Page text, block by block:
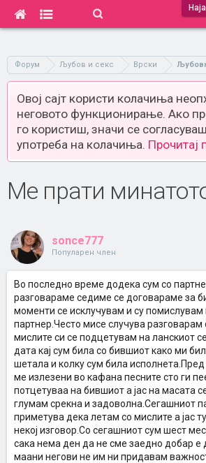
Форум Љубов и секс Врски
Овој сајт користи колачиња
неговото функционирање. Ако
го користиш, значи се
употреба на колачиња. Прочитај
Ме прати
sonce777
Популарен член
Во последно време додека сум со
разговараме седиме се договараме за
моменти се исклучувам и су
партнер.Често мисе случува разговарам
мислите си се подцетувам на ланскиот
дата кај сум била со бившиот како ми
шетала и колку сум била исполнета.Пред
ме излезени во кафана песните сто ги
потцетуваа на бившиот а јас на масата
глумам срекна и задоволна.Сегашниот
приметува дека летам со мислите а јас
некој изговор.Со сегашниот сум шест
сака нема ден да не сме заедно добар е
маани негови не им ни придавам